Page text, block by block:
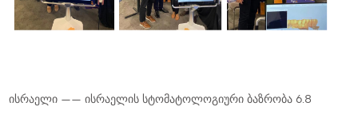
ისრაელი —— ისრაელის სტომატოლოგიური ბაზრობა 6.8